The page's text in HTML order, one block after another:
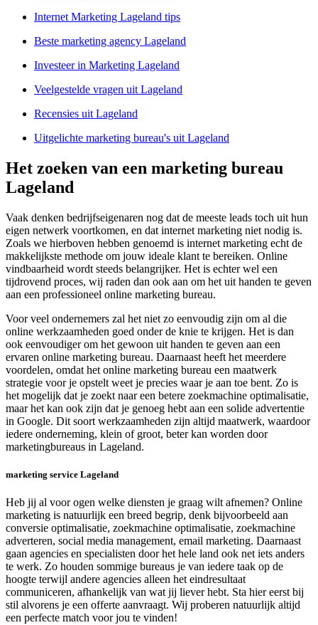
Internet Marketing Lageland tips
Beste marketing agency Lageland
Investeer in Marketing Lageland
Veelgestelde vragen uit Lageland
Recensies uit Lageland
Uitgelichte marketing bureau's uit Lageland
Het zoeken van een marketing bureau
Lageland
Vaak denken bedrijfseigenaren nog dat de meeste leads toch uit hun
eigen netwerk voortkomen, en dat internet marketing niet nodig is.
Zoals we hierboven hebben genoemd is internet marketing echt de
makkelijkste methode om jouw ideale klant te bereiken. Online
vindbaarheid wordt steeds belangrijker. Het is echter wel een
tijdrovend proces, wij raden dan ook aan om het uit handen te geven
aan een professioneel online marketing bureau.
Voor veel ondernemers zal het niet zo eenvoudig zijn om al die
online werkzaamheden goed onder de knie te krijgen. Het is dan
ook eenvoudiger om het gewoon uit handen te geven aan een
ervaren online marketing bureau. Daarnaast heeft het meerdere
voordelen, omdat het online marketing bureau een maatwerk
strategie voor je opstelt weet je precies waar je aan toe bent. Zo is
het mogelijk dat je zoekt naar een betere zoekmachine optimalisatie,
maar het kan ook zijn dat je genoeg hebt aan een solide advertentie
in Google. Dit soort werkzaamheden zijn altijd maatwerk, waardoor
iedere onderneming, klein of groot, beter kan worden door
marketingbureaus in Lageland.
marketing service Lageland
Heb jij al voor ogen welke diensten je graag wilt afnemen? Online
marketing is natuurlijk een breed begrip, denk bijvoorbeeld aan
conversie optimalisatie, zoekmachine optimalisatie, zoekmachine
adverteren, social media management, email marketing. Daarnaast
gaan agencies en specialisten door het hele land ook net iets anders
te werk. Zo houden sommige bureaus je van iedere taak op de
hoogte terwijl andere agencies alleen het eindresultaat
communiceren, afhankelijk van wat jij liever hebt. Sta hier eerst bij
stil alvorens je een offerte aanvraagt. Wij proberen natuurlijk altijd
een perfecte match voor jou te vinden!